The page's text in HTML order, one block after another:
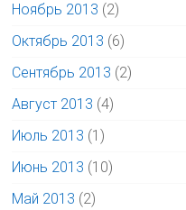
Ноябрь 2013 (2)
Октябрь 2013 (6)
Сентябрь 2013 (2)
Август 2013 (4)
Июль 2013 (1)
Июнь 2013 (10)
Май 2013 (2)